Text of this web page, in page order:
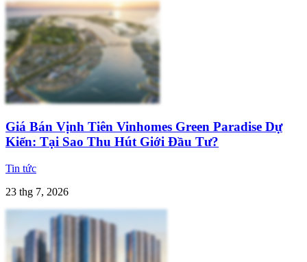
Giá Bán Vịnh Tiên Vinhomes Green Paradise Dự
Kiến: Tại Sao Thu Hút Giới Đầu Tư?
Tin tức
23 thg 7, 2026